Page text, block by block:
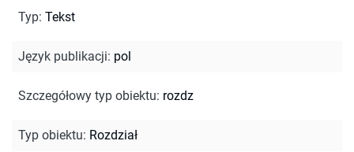
Typ: Tekst
Język publikacji: pol
Szczegółowy typ obiektu: rozdz
Typ obiektu: Rozdział